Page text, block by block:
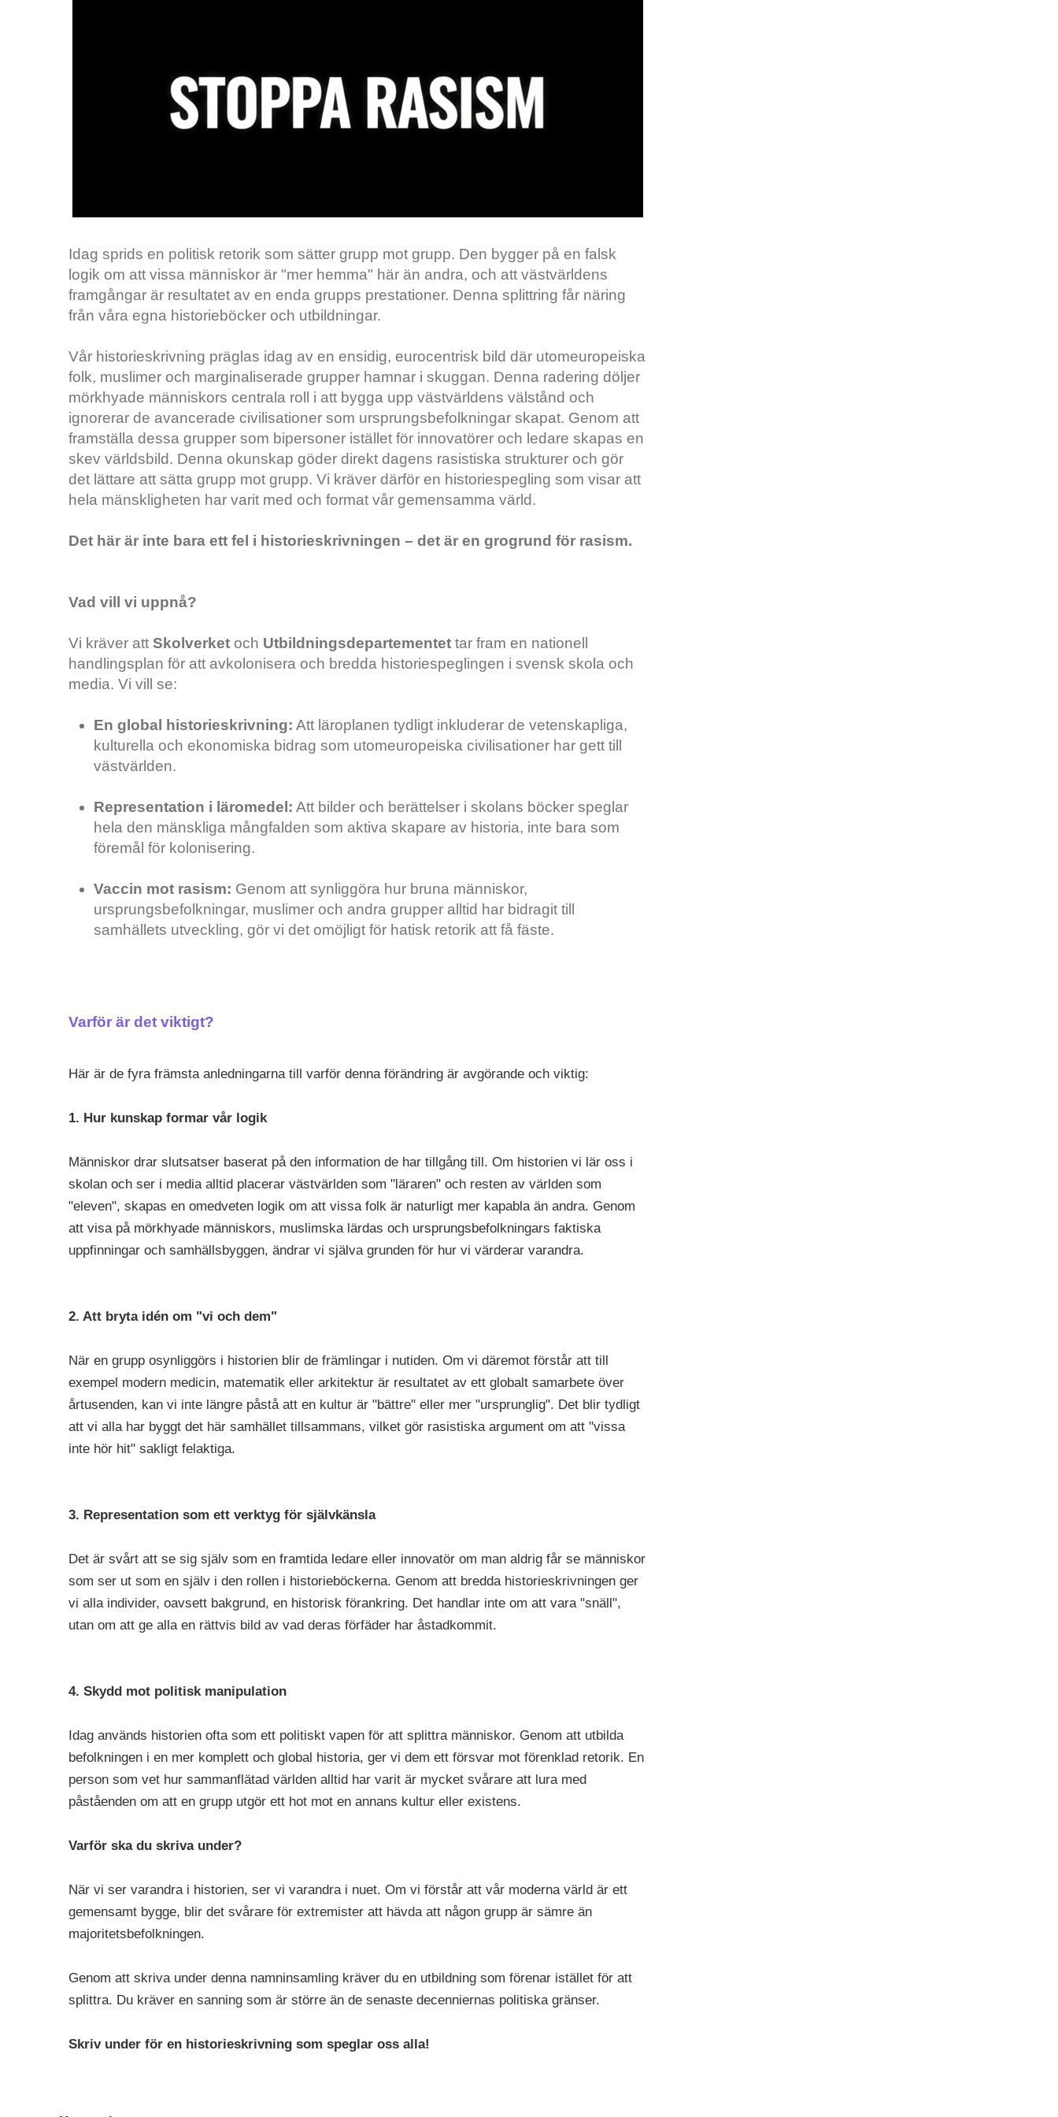
Idag sprids en politisk retorik som sätter grupp mot grupp. Den bygger på en falsk
logik om att vissa människor är "mer hemma" här än andra, och att västvärldens
framgångar är resultatet av en enda grupps prestationer. Denna splittring får näring
från våra egna historieböcker och utbildningar.
Vår historieskrivning präglas idag av en ensidig, eurocentrisk bild där utomeuropeiska
folk, muslimer och marginaliserade grupper hamnar i skuggan. Denna radering döljer
mörkhyade människors centrala roll i att bygga upp västvärldens välstånd och
ignorerar de avancerade civilisationer som ursprungsbefolkningar skapat. Genom att
framställa dessa grupper som bipersoner istället för innovatörer och ledare skapas en
skev världsbild. Denna okunskap göder direkt dagens rasistiska strukturer och gör
det lättare att sätta grupp mot grupp. Vi kräver därför en historiespegling som visar att
hela mänskligheten har varit med och format vår gemensamma värld.
Det här är inte bara ett fel i historieskrivningen – det är en grogrund för rasism.
Vad vill vi uppnå?
Vi kräver att Skolverket och Utbildningsdepartementet tar fram en nationell
handlingsplan för att avkolonisera och bredda historiespeglingen i svensk skola och
media. Vi vill se:
En global historieskrivning: Att läroplanen tydligt inkluderar de vetenskapliga,
kulturella och ekonomiska bidrag som utomeuropeiska civilisationer har gett till
västvärlden.
Representation i läromedel: Att bilder och berättelser i skolans böcker speglar
hela den mänskliga mångfalden som aktiva skapare av historia, inte bara som
föremål för kolonisering.
Vaccin mot rasism: Genom att synliggöra hur bruna människor,
ursprungsbefolkningar, muslimer och andra grupper alltid har bidragit till
samhällets utveckling, gör vi det omöjligt för hatisk retorik att få fäste.
Varför är det viktigt?
Här är de fyra främsta anledningarna till varför denna förändring är avgörande och viktig:
1. Hur kunskap formar vår logik
Människor drar slutsatser baserat på den information de har tillgång till. Om historien vi lär oss i
skolan och ser i media alltid placerar västvärlden som "läraren" och resten av världen som
"eleven", skapas en omedveten logik om att vissa folk är naturligt mer kapabla än andra. Genom
att visa på mörkhyade människors, muslimska lärdas och ursprungsbefolkningars faktiska
uppfinningar och samhällsbyggen, ändrar vi själva grunden för hur vi värderar varandra.
2. Att bryta idén om "vi och dem"
När en grupp osynliggörs i historien blir de främlingar i nutiden. Om vi däremot förstår att till
exempel modern medicin, matematik eller arkitektur är resultatet av ett globalt samarbete över
årtusenden, kan vi inte längre påstå att en kultur är "bättre" eller mer "ursprunglig". Det blir tydligt
att vi alla har byggt det här samhället tillsammans, vilket gör rasistiska argument om att "vissa
inte hör hit" sakligt felaktiga.
3. Representation som ett verktyg för självkänsla
Det är svårt att se sig själv som en framtida ledare eller innovatör om man aldrig får se människor
som ser ut som en själv i den rollen i historieböckerna. Genom att bredda historieskrivningen ger
vi alla individer, oavsett bakgrund, en historisk förankring. Det handlar inte om att vara "snäll",
utan om att ge alla en rättvis bild av vad deras förfäder har åstadkommit.
4. Skydd mot politisk manipulation
Idag används historien ofta som ett politiskt vapen för att splittra människor. Genom att utbilda
befolkningen i en mer komplett och global historia, ger vi dem ett försvar mot förenklad retorik. En
person som vet hur sammanflätad världen alltid har varit är mycket svårare att lura med
påståenden om att en grupp utgör ett hot mot en annans kultur eller existens.
Varför ska du skriva under?
När vi ser varandra i historien, ser vi varandra i nuet. Om vi förstår att vår moderna värld är ett
gemensamt bygge, blir det svårare för extremister att hävda att någon grupp är sämre än
majoritetsbefolkningen.
Genom att skriva under denna namninsamling kräver du en utbildning som förenar istället för att
splittra. Du kräver en sanning som är större än de senaste decenniernas politiska gränser.
Skriv under för en historieskrivning som speglar oss alla!